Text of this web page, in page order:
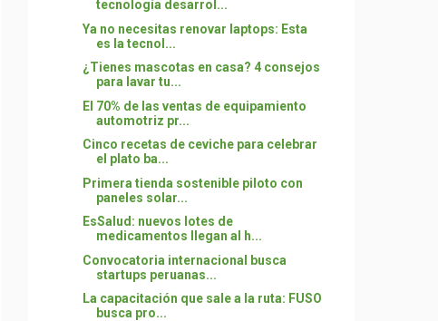
tecnología desarrol...
Ya no necesitas renovar laptops: Esta
es la tecnol...
¿Tienes mascotas en casa? 4 consejos
para lavar tu...
El 70% de las ventas de equipamiento
automotriz pr...
Cinco recetas de ceviche para celebrar
el plato ba...
Primera tienda sostenible piloto con
paneles solar...
EsSalud: nuevos lotes de
medicamentos llegan al h...
Convocatoria internacional busca
startups peruanas...
La capacitación que sale a la ruta: FUSO
busca pro...